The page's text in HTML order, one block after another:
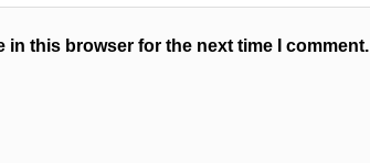
in this browser for the next time I comment.